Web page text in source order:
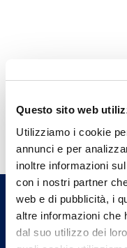
Questo sito web
Utilizziamo i cookie
annunci e per
inoltre informazioni
con i nostri partner
web e di pubblicità, i
altre informazioni che
dal suo utilizzo dei
Hai
Trova
un nostro
Contattaci